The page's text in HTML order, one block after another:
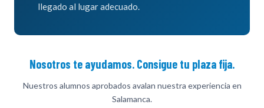
llegado al lugar adecuado.
Nosotros te ayudamos. Consigue tu plaza fija.
Nuestros alumnos aprobados avalan nuestra experiencia en
Salamanca.